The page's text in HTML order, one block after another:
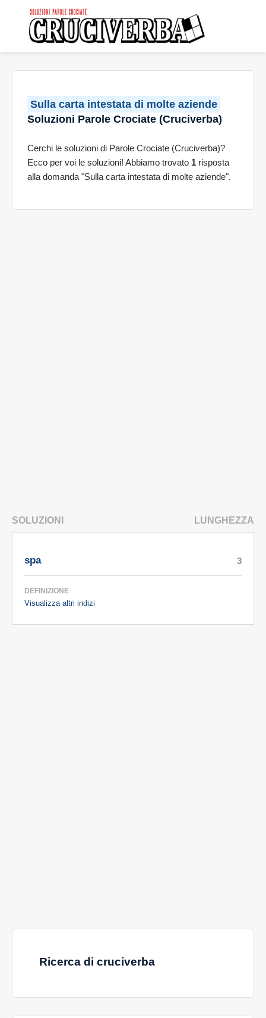
Sulla carta intestata di molte aziende
Soluzioni Parole Crociate (Cruciverba)
Cerchi le soluzioni di Parole Crociate (Cruciverba)?
Ecco per voi le soluzioni! Abbiamo trovato 1 risposta
alla domanda "Sulla carta intestata di molte aziende".
SOLUZIONI LUNGHEZZA
spa
DEFINIZIONE
Visualizza altri indizi
3
Ricerca di cruciverba